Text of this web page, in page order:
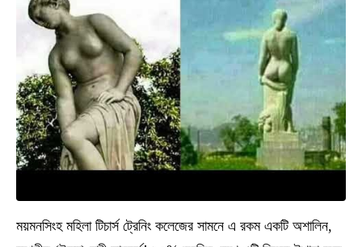
ময়মনসিংহ মহিলা টিচার্স ট্রেনিং কলেজের সামনে এ রকম একটি অশালিন,